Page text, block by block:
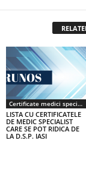
Certificate medici specialiști / primari
LISTA CU CERTIFICATELE
DE MEDIC SPECIALIST
CARE SE POT RIDICA DE
LA D.S.P. IASI